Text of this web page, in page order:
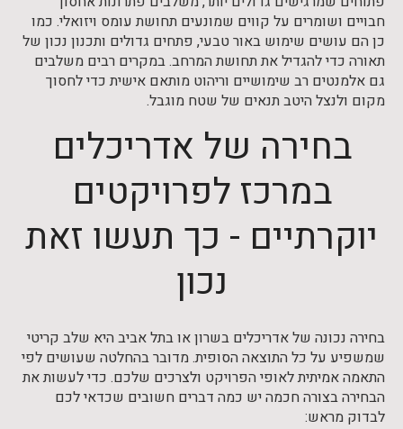
חבויים ושומרים על קווים שמונעים תחושת עומס ויזואלי. כמו
כן הם עושים שימוש באור טבעי, פתחים גדולים ותכנון נכון של
תאורה כדי להגדיל את תחושת המרחב. במקרים רבים משלבים
גם אלמנטים רב שימושיים וריהוט מותאם אישית כדי לחסוך
מקום ולנצל היטב תנאים של שטח מוגבל.
בחירה של אדריכלים
במרכז לפרויקטים
יוקרתיים - כך תעשו זאת
נכון
בחירה נכונה של אדריכלים בשרון או בתל אביב היא שלב קריטי
שמשפיע על כל התוצאה הסופית. מדובר בהחלטה שעושים לפי
התאמה אמיתית לאופי הפרויקט ולצרכים שלכם. כדי לעשות את
הבחירה בצורה חכמה יש כמה דברים חשובים שכדאי לכם
לבדוק מראש: